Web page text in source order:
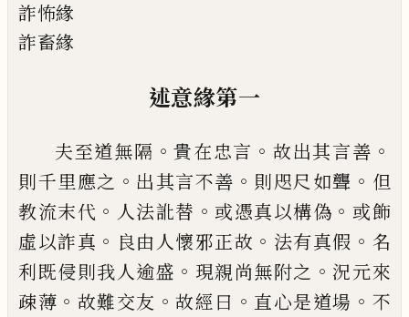
詐怖緣
詐畜緣
述意緣第一
夫至道無隔 。貴在忠言 。 故出其言善 。
則千里應之 。 出其言不善 。 則咫尺如聾 。 但
教流末代 。 人法訛替 。 或憑真以構偽 。 或飾
虛以詐真 。 良由人懷邪正故 。 法有真假 。 名
利既侵則我人逾盛 。 現親尚無附之 。況元來
疎薄 。 故難交友 。故經曰 。 直心是道場 。 不